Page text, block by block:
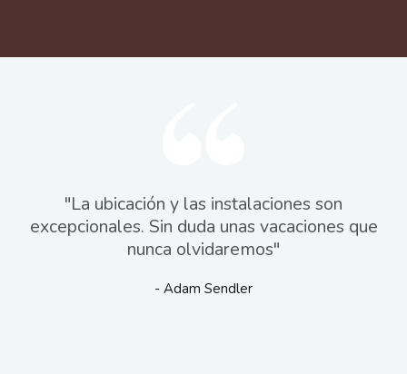
"La ubicación y las instalaciones son
excepcionales. Sin duda unas vacaciones que
nunca olvidaremos"
- Adam Sendler